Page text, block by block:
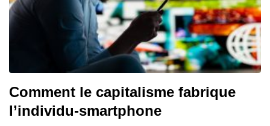
Comment le capitalisme fabrique
l’individu-smartphone